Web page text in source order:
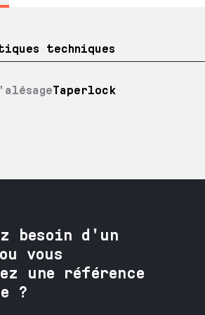
techniques
Taperlock
besoin d'un
vous
une référence
?